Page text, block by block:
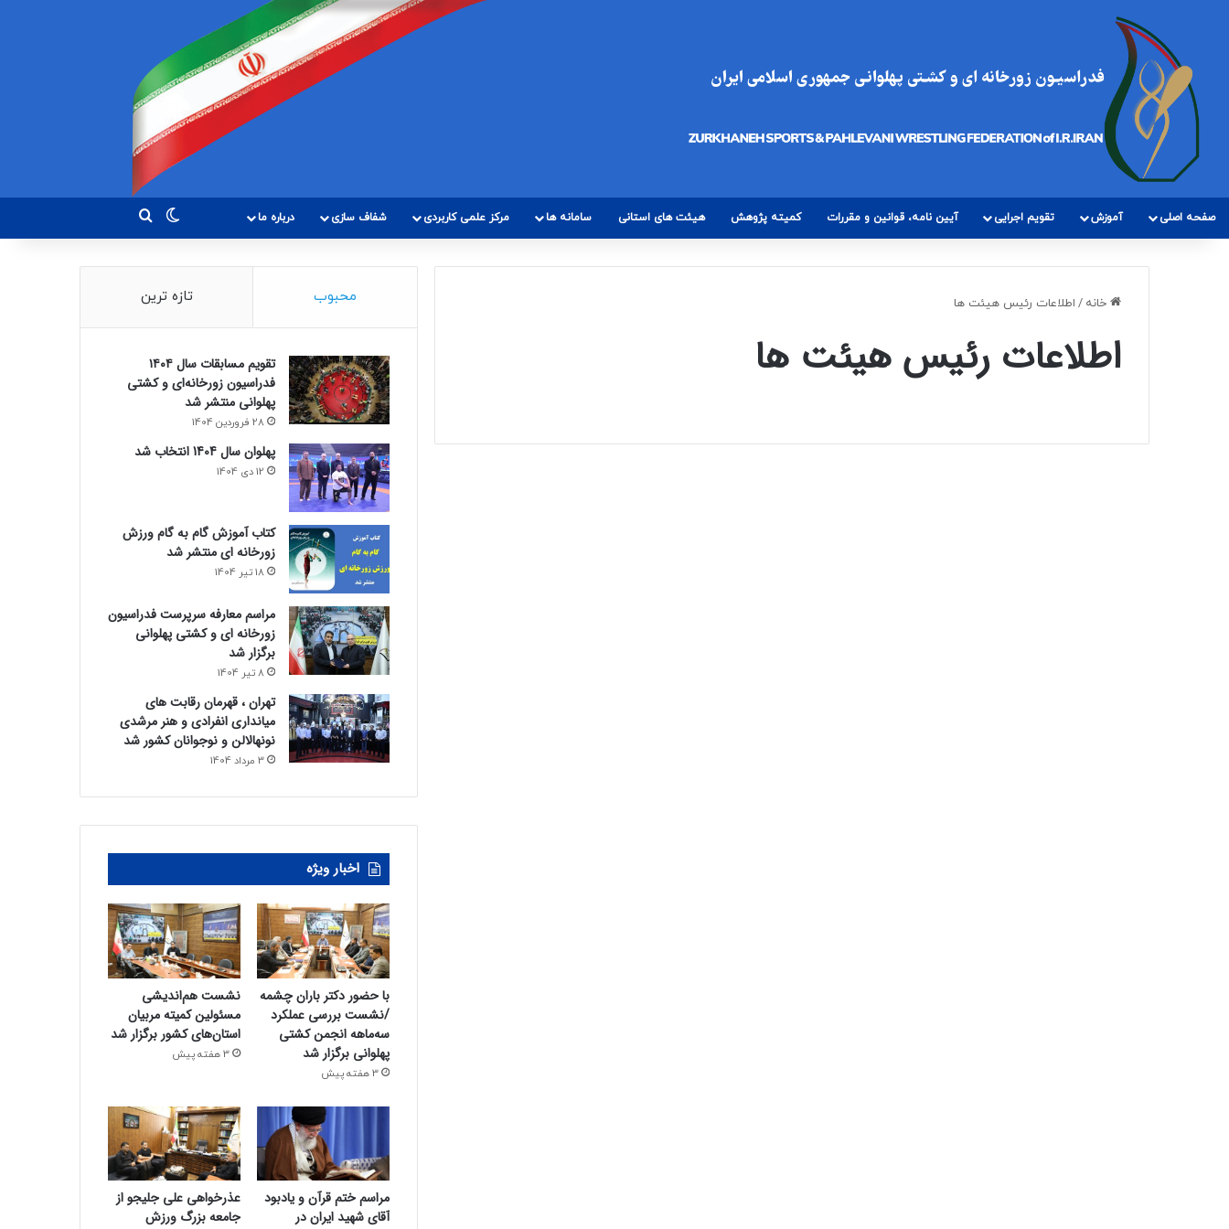
صفحه اصلی آموزش تقویم اجرایی آیین نامه، قوانین و مقررات کمیته پژوهش هیئت های استانی سامانه ها مرکز علمی کاربردی شفاف سازی درباره ما تغییر پوسته
جستجو برای
خانه / اطلاعات رئیس هیئت ها
اطلاعات رئیس هیئت ها
محبوب تازه ترین
تقویم مسابقات سال ۱۴۰۴
فدراسیون زورخانه‌ای و کشتی
پهلوانی منتشر شد
28 فروردین 1404
پهلوان سال 1404 انتخاب شد
12 دی 1404
کتاب آموزش گام به گام ورزش
زورخانه ای منتشر شد
18 تیر 1404
مراسم معارفه سرپرست فدراسیون
زورخانه ای و کشتی پهلوانی
برگزار شد
8 تیر 1404
تهران ، قهرمان رقابت های
میانداری انفرادی و هنر مرشدی
نونهالالن و نوجوانان کشور شد
3 مرداد 1404
اخبار ویژه
با حضور دکتر باران چشمه
/نشست بررسی عملکرد
سه‌ماهه انجمن کشتی
پهلوانی برگزار شد
3 هفته پیش
نشست هم‌اندیشی
مسئولین کمیته‌ مربیان
استان‌های کشور برگزار شد
3 هفته پیش
مراسم ختم قرآن و یادبود
آقای شهید ایران در
عذرخواهی علی جلیجو از
جامعه بزرگ ورزش